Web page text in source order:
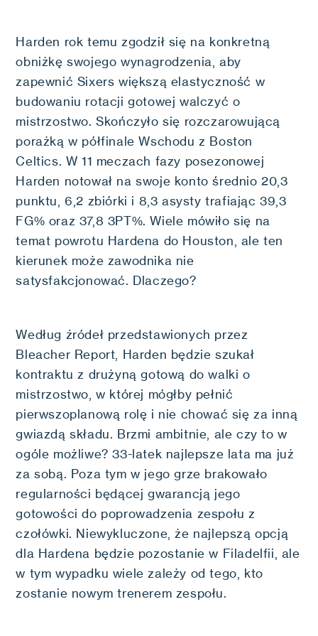
Harden rok temu zgodził się na konkretną
obniżkę swojego wynagrodzenia, aby
zapewnić Sixers większą elastyczność w
budowaniu rotacji gotowej walczyć o
mistrzostwo. Skończyło się rozczarowującą
porażką w półfinale Wschodu z Boston
Celtics. W 11 meczach fazy posezonowej
Harden notował na swoje konto średnio 20,3
punktu, 6,2 zbiórki i 8,3 asysty trafiając 39,3
FG% oraz 37,8 3PT%. Wiele mówiło się na
temat powrotu Hardena do Houston, ale ten
kierunek może zawodnika nie
satysfakcjonować. Dlaczego?
Według źródeł przedstawionych przez
Bleacher Report, Harden będzie szukał
kontraktu z drużyną gotową do walki o
mistrzostwo, w której mógłby pełnić
pierwszoplanową rolę i nie chować się za inną
gwiazdą składu. Brzmi ambitnie, ale czy to w
ogóle możliwe? 33-latek najlepsze lata ma już
za sobą. Poza tym w jego grze brakowało
regularności będącej gwarancją jego
gotowości do poprowadzenia zespołu z
czołówki. Niewykluczone, że najlepszą opcją
dla Hardena będzie pozostanie w Filadelfii, ale
w tym wypadku wiele zależy od tego, kto
zostanie nowym trenerem zespołu.